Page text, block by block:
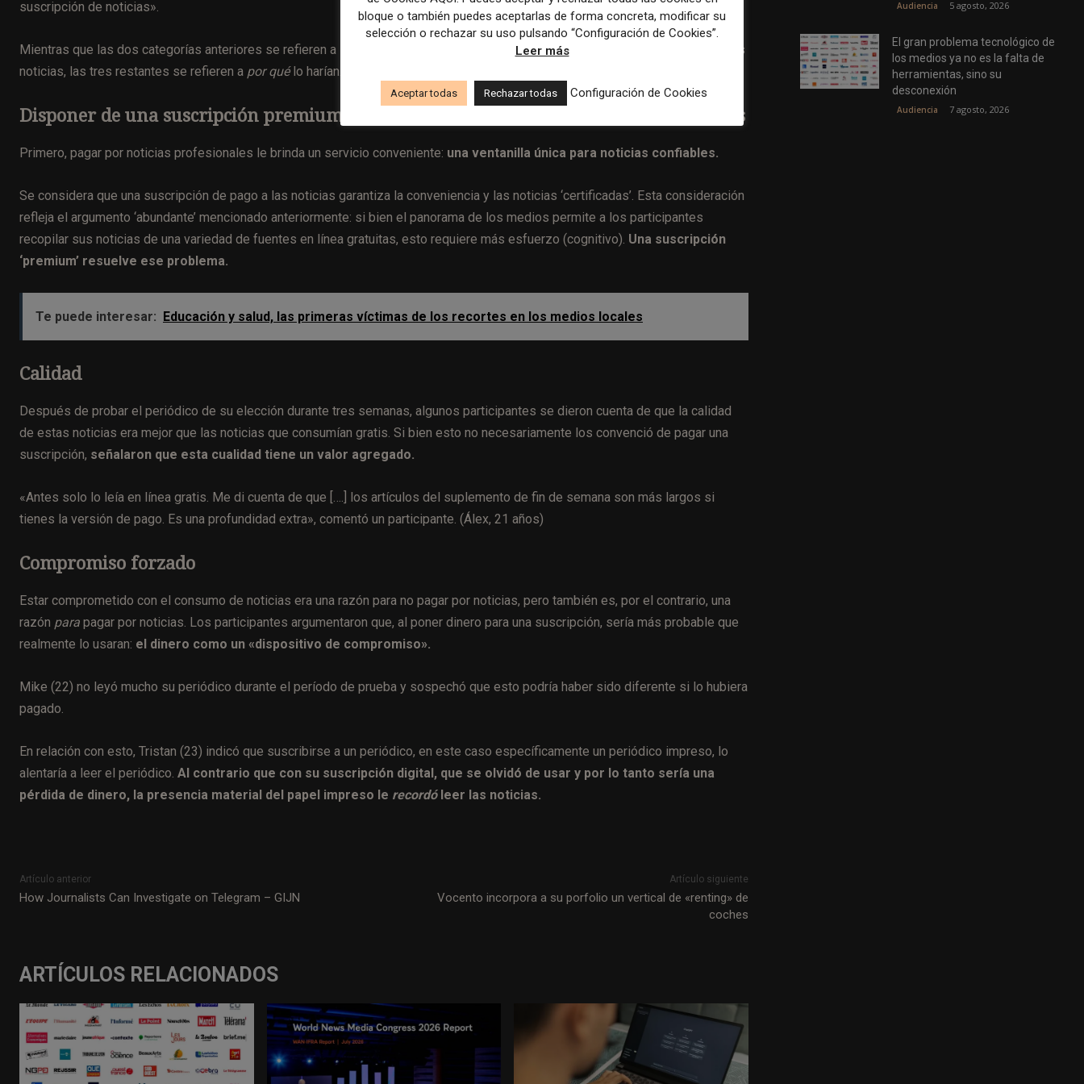
suscripción de noticias».
Mientras que las dos categorías anteriores se refieren a
los participantes considerarían estar dispuestos a pagar por las
noticias, las tres restantes se refieren a por quélo harían.
Disponer de una suscripción premium evita el esfuerzo de buscar en fuentes gratuitas
Primero, pagar por noticias profesionales le brinda un servicio conveniente: una ventanilla única para noticias confiables.
Se considera que una suscripción de pago a las noticias garantiza la conveniencia y las noticias ‘certificadas’. Esta consideración
refleja el argumento ‘abundante’ mencionado anteriormente: si bien el panorama de los medios permite a los participantes
recopilar sus noticias de una variedad de fuentes en línea gratuitas, esto requiere más esfuerzo (cognitivo). Una suscripción
‘premium’ resuelve ese problema.
Te puede interesar: Educación y salud, las primeras víctimas de los recortes en los medios locales
Calidad
Después de probar el periódico de su elección durante tres semanas, algunos participantes se dieron cuenta de que la calidad
de estas noticias era mejor que las noticias que consumían gratis. Si bien esto no necesariamente los convenció de pagar una
suscripción, señalaron que esta cualidad tiene un valor agregado.
«Antes solo lo leía en línea gratis. Me di cuenta de que [….] los artículos del suplemento de fin de semana son más largos si
tienes la versión de pago. Es una profundidad extra», comentó un participante. (Álex, 21 años)
Compromiso forzado
Estar comprometido con el consumo de noticias era una razón para no pagar por noticias, pero también es, por el contrario, una
razón para pagar por noticias. Los participantes argumentaron que, al poner dinero para una suscripción, sería más probable que
realmente lo usaran: el dinero como un «dispositivo de compromiso».
Mike (22) no leyó mucho su periódico durante el período de prueba y sospechó que esto podría haber sido diferente si lo hubiera
pagado.
En relación con esto, Tristan (23) indicó que suscribirse a un periódico, en este caso específicamente un periódico impreso, lo
alentaría a leer el periódico. Al contrario que con su suscripción digital, que se olvidó de usar y por lo tanto sería una
pérdida de dinero, la presencia material del papel impreso le recordóleer las noticias.
Artículo anterior
How Journalists Can Investigate on Telegram – GIJN
Artículo siguiente
Vocento incorpora a su porfolio un vertical de «renting» de
coches
ARTÍCULOS RELACIONADOS
Audiencia 5 agosto, 2026
El gran problema tecnológico de
los medios ya no es la falta de
herramientas, sino su
desconexión
Audiencia 7 agosto, 2026
bloque o también puedes aceptarlas de forma concreta, modificar su
selección o rechazar su uso pulsando “Configuración de Cookies”.
Leer más
Aceptar todas Rechazar todas Configuración de Cookies